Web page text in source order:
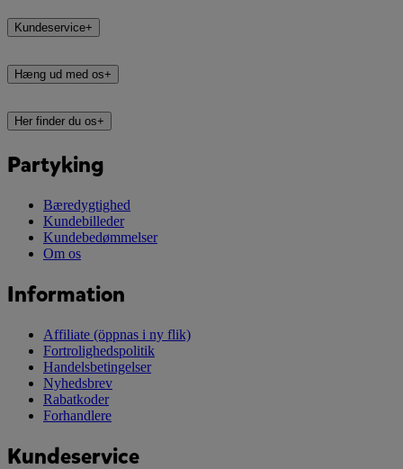
Kundeservice+
Hæng ud med os+
Her finder du os+
Partyking
Bæredygtighed
Kundebilleder
Kundebedømmelser
Om os
Information
Affiliate (öppnas i ny flik)
Fortrolighedspolitik
Handelsbetingelser
Nyhedsbrev
Rabatkoder
Forhandlere
Kundeservice